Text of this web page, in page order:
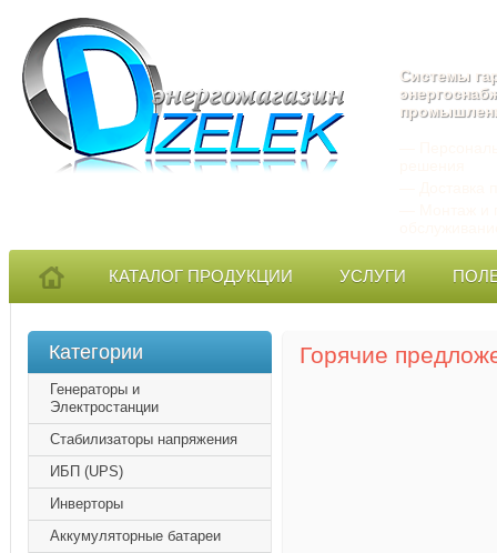
Системы
КАТАЛОГ ПРОДУКЦИИ УСЛУГИ
Категории
Генераторы и
Электростанции
Стабилизаторы напряжения
ИБП (UPS)
Инверторы
Аккумуляторные батареи
Горячие